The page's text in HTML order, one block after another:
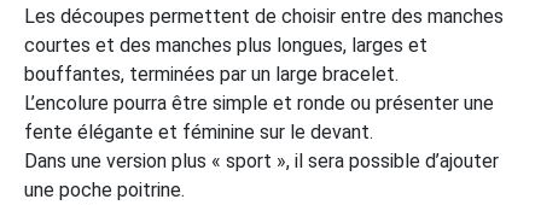
Les découpes permettent de choisir entre des manches
courtes et des manches plus longues, larges et
bouffantes, terminées par un large bracelet.
L’encolure pourra être simple et ronde ou présenter une
fente élégante et féminine sur le devant.
Dans une version plus « sport », il sera possible d’ajouter
une poche poitrine.